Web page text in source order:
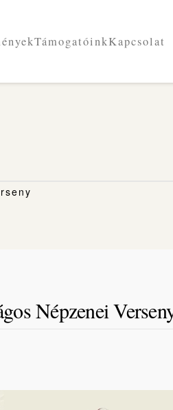
TámogatóinkKapcsolat
Népzenei